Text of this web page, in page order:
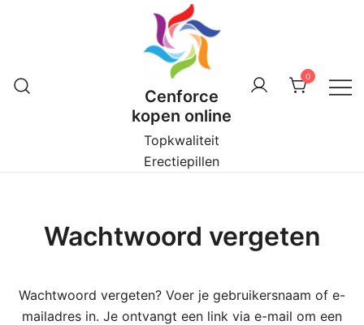
Cenforce
kopen online
Topkwaliteit
Erectiepillen
0
Wachtwoord vergeten
Wachtwoord vergeten? Voer je gebruikersnaam of e-
mailadres in. Je ontvangt een link via e-mail om een